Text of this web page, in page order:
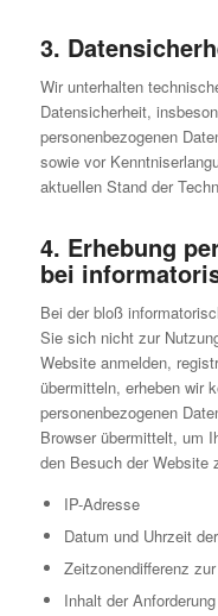
3.
Wir unterhalten
Datensicherheit,
personenbezogenen
sowie vor
aktuellen Stand der
4. Erhebung
bei
Bei der bloß
Sie sich nicht zur
Website anmelden,
übermitteln, erheben wir
personenbezogenen
Browser übermittelt, um
den Besuch der Website
IP-Adresse
Datum und Uhrzeit
Zeitzonendifferenz
Inhalt der